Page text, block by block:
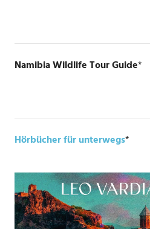
Namibia Wildlife Tour Guide*
Hörbücher für unterwegs*